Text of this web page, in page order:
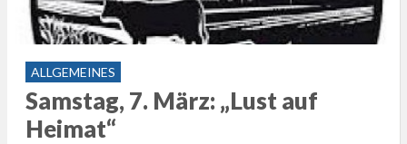
ALLGEMEINES
Samstag, 7. März: „Lust auf
Heimat“